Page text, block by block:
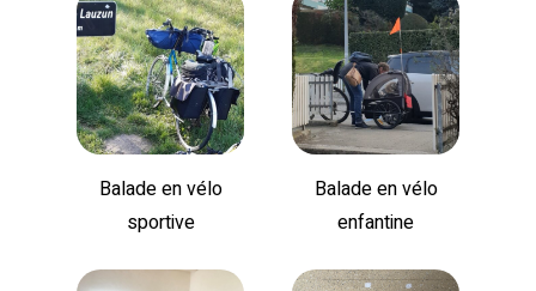
Balade en vélo
sportive
Balade en vélo
enfantine